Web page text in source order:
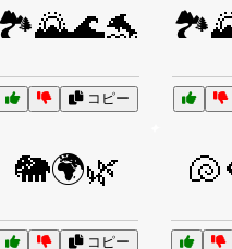
🏞️🌄🌊🐬
コピー
🐘🌍🌿
コピー